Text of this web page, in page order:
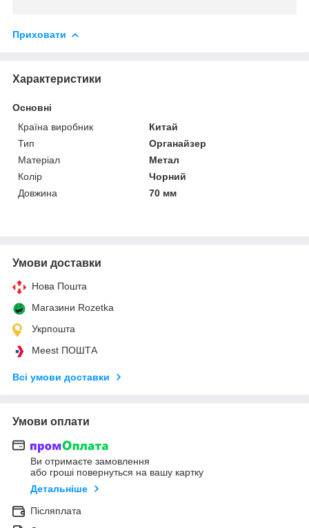
Приховати
Характеристики
Основні
Країна виробник
Китай
Тип
Органайзер
Матеріал
Метал
Колір
Чорний
Довжина
70 мм
Умови доставки
Нова Пошта
Магазини Rozetka
Укрпошта
Meest ПОШТА
Всі умови доставки
Умови оплати
Ви отримаєте замовлення
або гроші повернуться на вашу картку
Детальніше
Післяплата